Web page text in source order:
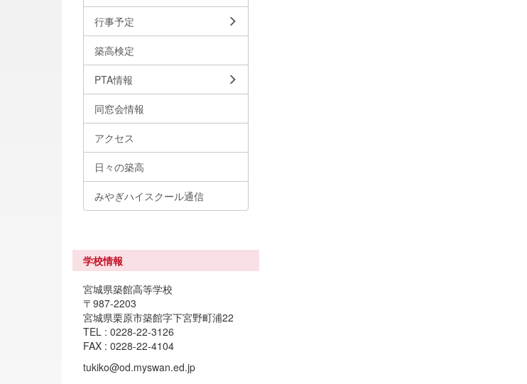
行事予定
築高検定
PTA情報
同窓会情報
アクセス
日々の築高
みやぎハイスクール通信
学校情報
宮城県築館高等学校
〒987-2203
宮城県栗原市築館字下宮野町浦22
TEL : 0228-22-3126
FAX : 0228-22-4104
tukiko@od.myswan.ed.jp